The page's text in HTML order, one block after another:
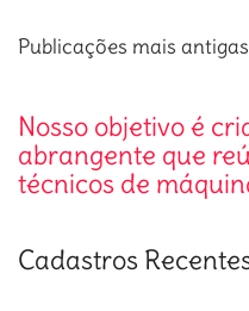
Navegação
posts
Publicações mais antigas
Nosso objetivo é
abrangente que
técnicos de
Cadastros